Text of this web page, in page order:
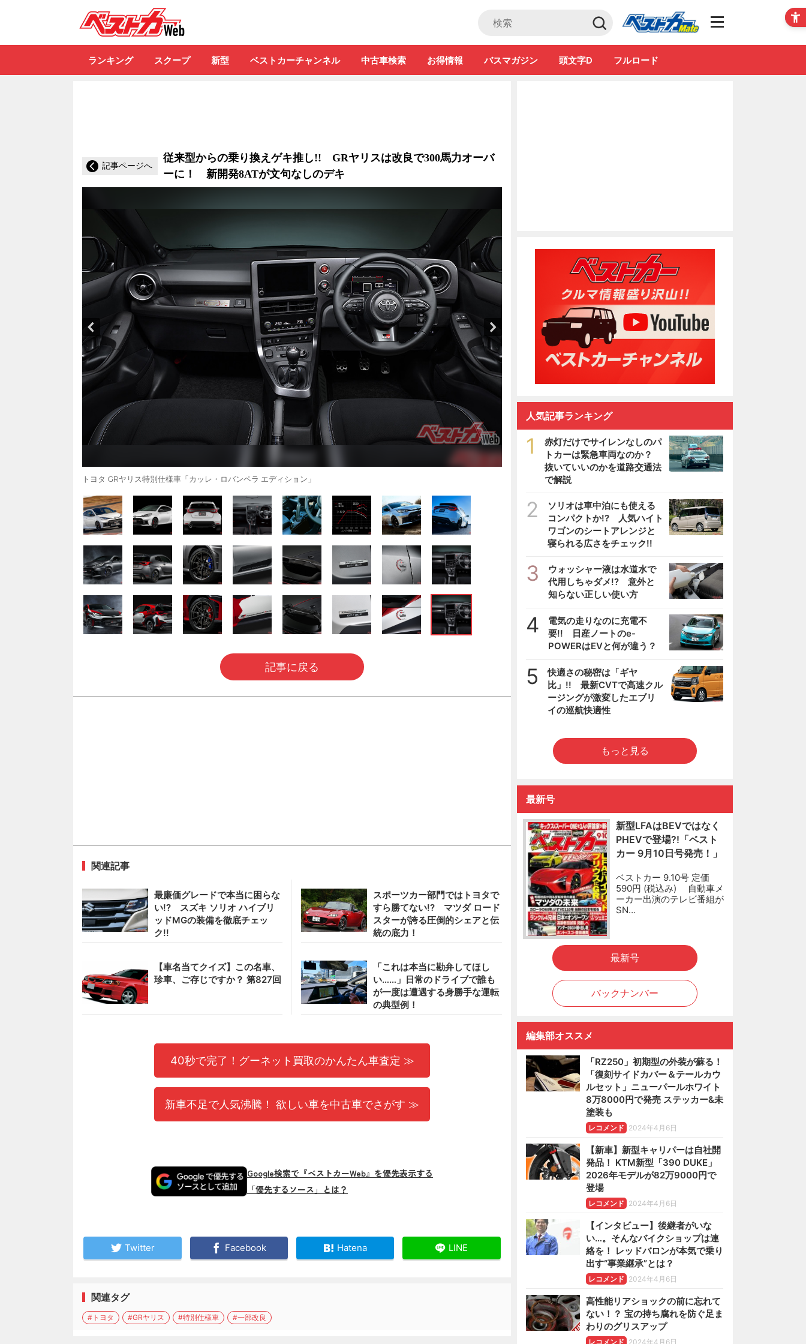
Club
ランキング スクープ 新型 ベストカーチャンネル 中古車検索 お得情報 バスマガジン 頭文字D フルロード
記事ページへ
従来型からの乗り換えゲキ推し!! GRヤリスは改良で300馬力オーバ
ーに！ 新開発8ATが文句なしのデキ
トヨタ GRヤリス特別仕様車「カッレ・ロバンペラ エディション」
記事に戻る
関連記事
最廉価グレードで本当に困らな
い!? スズキ ソリオ ハイブリ
ッドMGの装備を徹底チェッ
ク!!
スポーツカー部門ではトヨタで
すら勝てない!? マツダ ロード
スターが誇る圧倒的シェアと伝
統の底力！
【車名当てクイズ】この名車、
珍車、ご存じですか？ 第827回
「これは本当に勘弁してほし
い……」日常のドライブで誰も
が一度は遭遇する身勝手な運転
の典型例！
40秒で完了！グーネット買取のかんたん車査定 ≫
新車不足で人気沸騰！ 欲しい車を中古車でさがす ≫
Google検索で『ベストカーWeb』を優先表示する
「優先するソース」とは？
Twitter Facebook Hatena LINE
関連タグ
#トヨタ #GRヤリス #特別仕様車 #一部改良
人気記事ランキング
1
赤灯だけでサイレンなしのパ
トカーは緊急車両なのか？
抜いていいのかを道路交通法
で解説
2
ソリオは車中泊にも使える
コンパクトか!? 人気ハイト
ワゴンのシートアレンジと
寝られる広さをチェック!!
3
ウォッシャー液は水道水で
代用しちゃダメ!? 意外と
知らない正しい使い方
4
電気の走りなのに充電不
要!! 日産ノートのe-
POWERはEVと何が違う？
5
快適さの秘密は「ギヤ
比」!! 最新CVTで高速クル
ージングが激変したエブリ
イの巡航快適性
もっと見る
最新号
新型LFAはBEVではなく
PHEVで登場?!「ベスト
カー 9月10日号発売！」
ベストカー 9.10号 定価
590円 (税込み) 自動車メ
ーカー出演のテレビ番組が
SN…
最新号
バックナンバー
編集部オススメ
「RZ250」初期型の外装が蘇る！
「復刻サイドカバー＆テールカウ
ルセット」ニューパールホワイト
8万8000円で発売 ステッカー&未
塗装も
レコメンド 2024年4月6日
【新車】新型キャリパーは自社開
発品！ KTM新型「390 DUKE」
2026年モデルが82万9000円で
登場
レコメンド 2024年4月6日
【インタビュー】後継者がいな
い…。そんなバイクショップは連
絡を！ レッドバロンが本気で乗り
出す“事業継承”とは？
レコメンド 2024年4月6日
高性能リアショックの前に忘れて
ない！？ 宝の持ち腐れを防ぐ足ま
わりのグリスアップ
レコメンド 2024年4月6日